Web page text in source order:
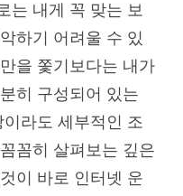
는 내게 꼭 맞는 보
하기 어려울 수 있
을 쫓기보다는 내가
히 구성되어 있는
라도 세부적인 조
꼼히 살펴보는 깊은
이 바로 인터넷 운